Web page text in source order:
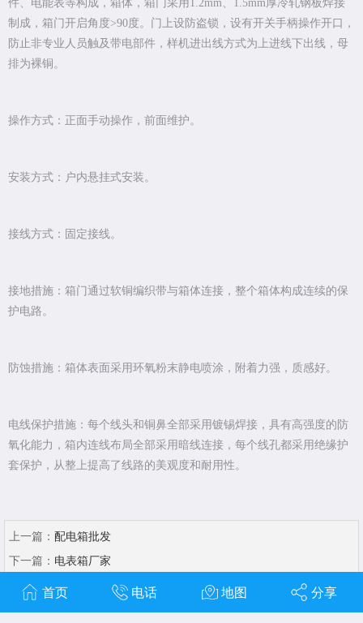
件、电能表等构成，箱体，箱门采用1.2mm、1.5mm厚冷轧钢板焊接
制成，箱门开启角度>90度。门上设防盗锁，设有开关手柄操作开口，
防止非专业人员触及带电部件，样机进出线方式为上进线下出线，母
排为裸铜。
操作方式：正面手动操作，前面维护。
安装方式：户内悬挂式安装。
接线方式：固定接线。
接地措施：箱门通过软铜编织带与箱体连接，整个箱体构成连续的保
护电路。
防蚀措施：箱体表面采用环氧粉末静电喷涂，附着力强，质感好。
电线保护措施：每个线头和铜鼻全部采用镀锡焊接，具有高强度的防
氧化能力，箱内连线布局全部采用暗线连接，每个线孔都采用绝缘护
套保护，从整上提高了线路的美观度和耐用性。
上一篇： 配电箱批发
下一篇： 电表箱厂家
首页 电话 地图 分享